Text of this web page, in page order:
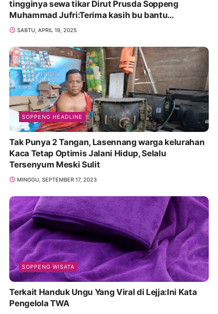
tingginya sewa tikar Dirut Prusda Soppeng
Muhammad Jufri:Terima kasih bu bantu
Promosikan
SABTU, APRIL 19, 2025
SOPPENG HEADLINE
Tak Punya 2 Tangan, Lasennang warga kelurahan
Kaca Tetap Optimis Jalani Hidup, Selalu
Tersenyum Meski Sulit
MINGGU, SEPTEMBER 17, 2023
SOPPENG WISATA
Terkait Handuk Ungu Yang Viral di Lejja:Ini Kata
Pengelola TWA